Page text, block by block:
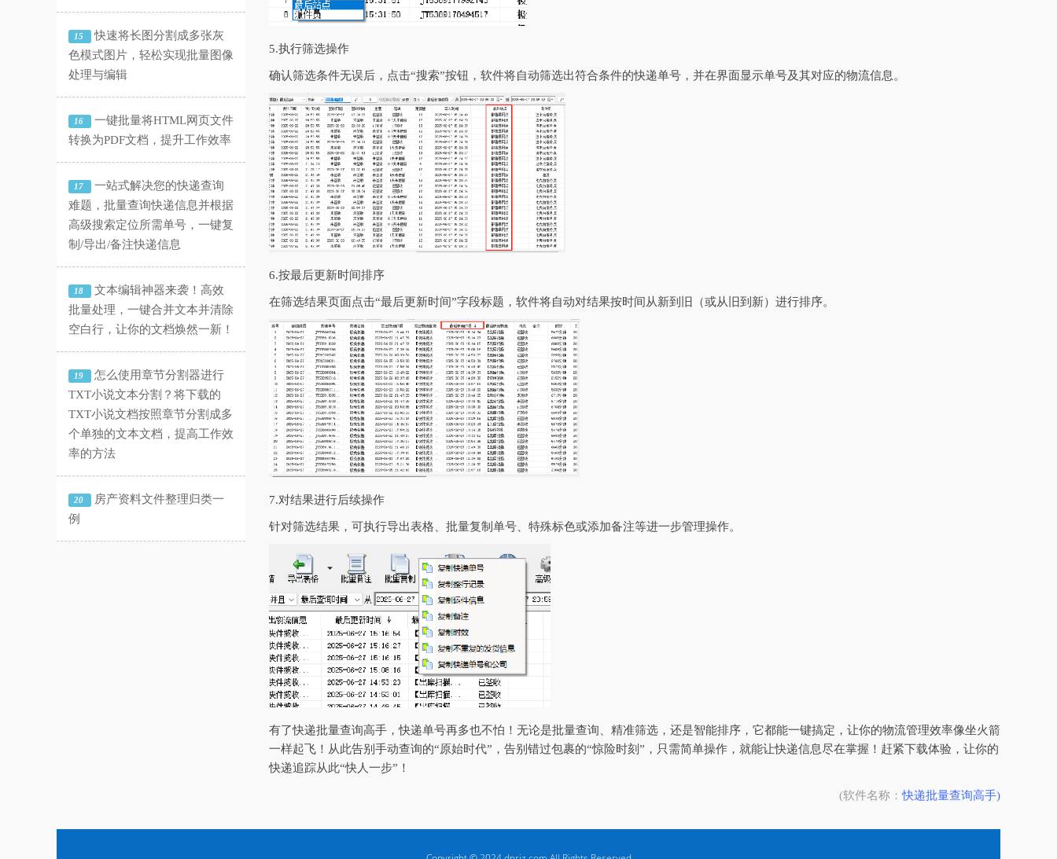
15
快速将长图分割成多张灰
色模式图片，轻松实现批量图像
处理与编辑
16
一键批量将HTML网页文件
转换为PDF文档，提升工作效率
17
一站式解决您的快递查询
难题，批量查询快递信息并根据
高级搜索定位所需单号，一键复
制/导出/备注快递信息
18
文本编辑神器来袭！高效
批量处理，一键合并文本并清除
空白行，让你的文档焕然一新！
19
怎么使用章节分割器进行
TXT小说文本分割？将下载的
TXT小说文档按照章节分割成多
个单独的文本文档，提高工作效
率的方法
20
房产资料文件整理归类一
例
5.执行筛选操作
确认筛选条件无误后，点击“搜索”按钮，软件将自动筛选出符合条件的快递单号，并在界面显示单号及其对应的物流信息。
6.按最后更新时间排序
在筛选结果页面点击“最后更新时间”字段标题，软件将自动对结果按时间从新到旧（或从旧到新）进行排序。
7.对结果进行后续操作
针对筛选结果，可执行导出表格、批量复制单号、特殊标色或添加备注等进一步管理操作。
有了快递批量查询高手，快递单号再多也不怕！无论是批量查询、精准筛选，还是智能排序，它都能一键搞定，让你的物流管理效率像坐火箭
一样起飞！从此告别手动查询的“原始时代”，告别错过包裹的“惊险时刻”，只需简单操作，就能让快递信息尽在掌握！赶紧下载体验，让你的
快递追踪从此“快人一步”！
(软件名称：快递批量查询高手)